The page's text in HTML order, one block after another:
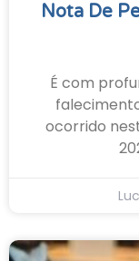
Nota De
É com
ocorrido